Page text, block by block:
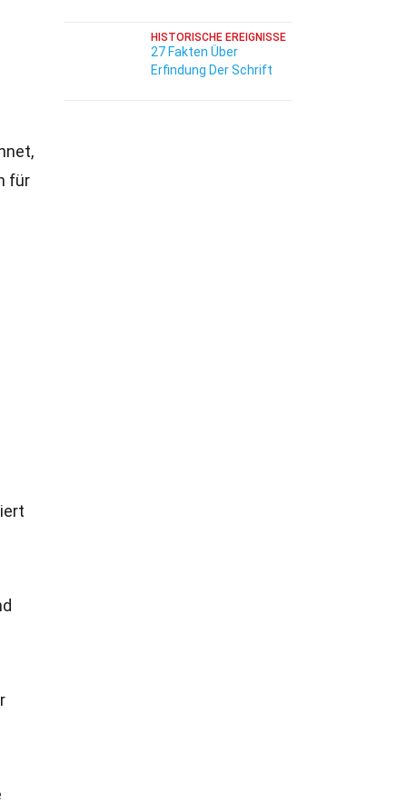
für
HISTORISCHE EREIGNISSE
27 Fakten Über
Erfindung Der Schrift